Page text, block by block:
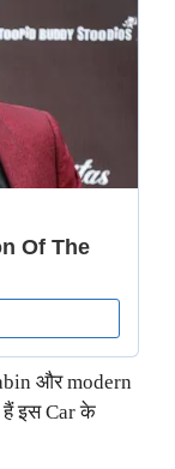
और modern
हैं इस Car के